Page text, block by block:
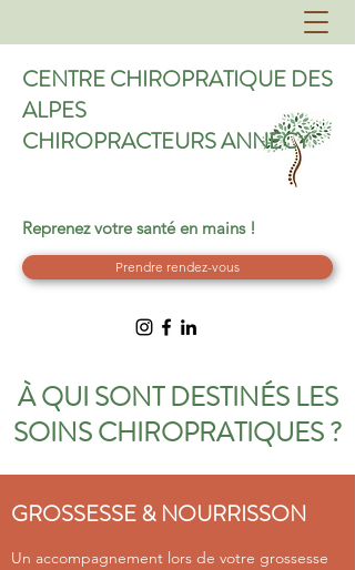
CENTRE CHIROPRATIQUE DES
ALPES
CHIROPRACTEURS ANNECY
Reprenez votre santé en mains !
Prendre rendez-vous
À QUI SONT DESTINÉS LES
SOINS CHIROPRATIQUES ?
GROSSESSE & NOURRISSON
Un accompagnement lors de votre grossesse